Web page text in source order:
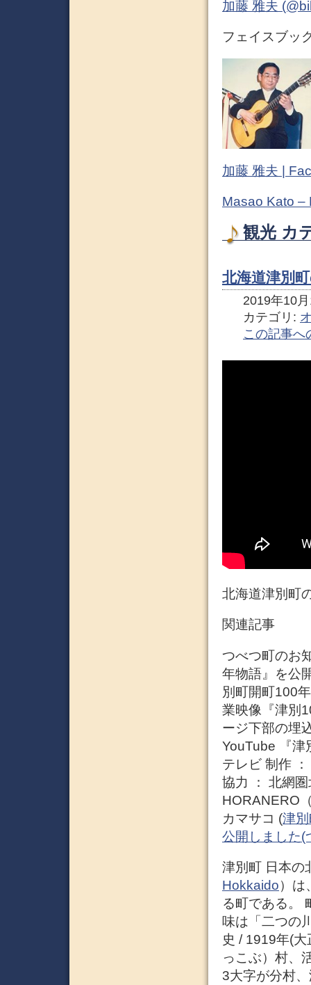
加藤 雅夫
フェイスブッ
加藤 雅夫 |
Masao Kato –
観光 カ
北海道津別
2019年10
カテゴリ:
この記事へ
北海道津別町
関連記事
つべつ町のお
年物語』を公
別町開町100
業映像『津別
ージ下部の埋
YouTube 『津
テレビ 制作
協力 ： 北網
HORANERO
カマサコ (津
公開しました(
津別町 日本の
Hokkaido）は
る町である。
味は「二つの
史 / 1919年(
っこぶ）村、
3大字が分村